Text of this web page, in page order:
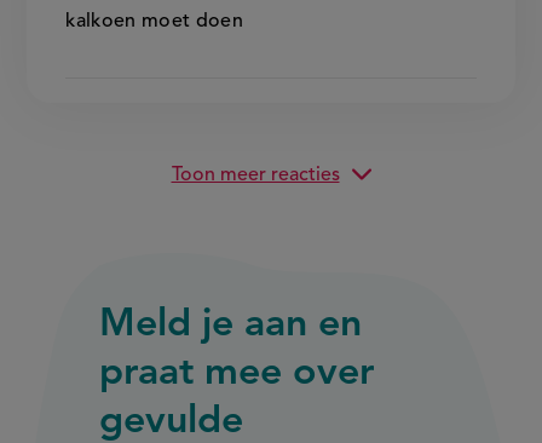
kalkoen moet doen
Toon meer reacties
Meld je aan en
praat mee over
gevulde